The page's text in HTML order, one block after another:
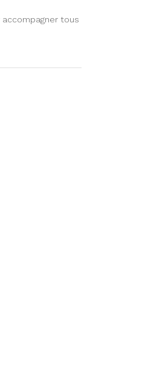
accompagner tous